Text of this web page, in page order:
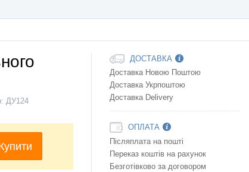
ДУ124
ДОСТАВКА
Доставка Новою Поштою
Доставка Укрпоштою
Доставка Delivery
ОПЛАТА
Післяплата на пошті
Переказ коштів на рахунок
Безготівково за договором